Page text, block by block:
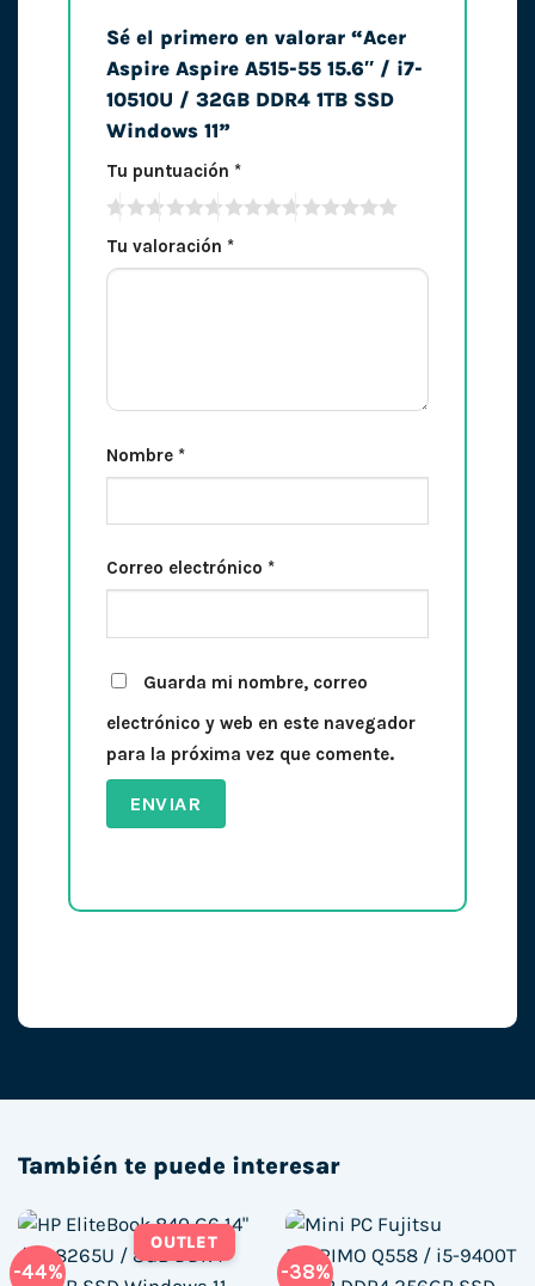
Sé el primero en valorar “Acer
Aspire Aspire A515-55 15.6″ / i7-
10510U / 32GB DDR4 1TB SSD
Windows 11”
Tu puntuación *
Tu valoración *
Nombre *
Correo electrónico *
Guarda mi nombre, correo
electrónico y web en este navegador
para la próxima vez que comente.
También te puede interesar
-44%
OUTLET
-38%